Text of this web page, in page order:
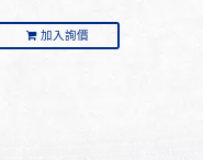
加入詢價